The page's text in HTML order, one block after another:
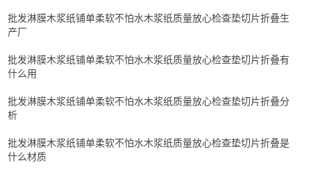
批发淋膜木浆纸铺单柔软不怕水木浆纸质量放心检查垫切片折叠生
产厂
批发淋膜木浆纸铺单柔软不怕水木浆纸质量放心检查垫切片折叠有
什么用
批发淋膜木浆纸铺单柔软不怕水木浆纸质量放心检查垫切片折叠分
析
批发淋膜木浆纸铺单柔软不怕水木浆纸质量放心检查垫切片折叠是
什么材质